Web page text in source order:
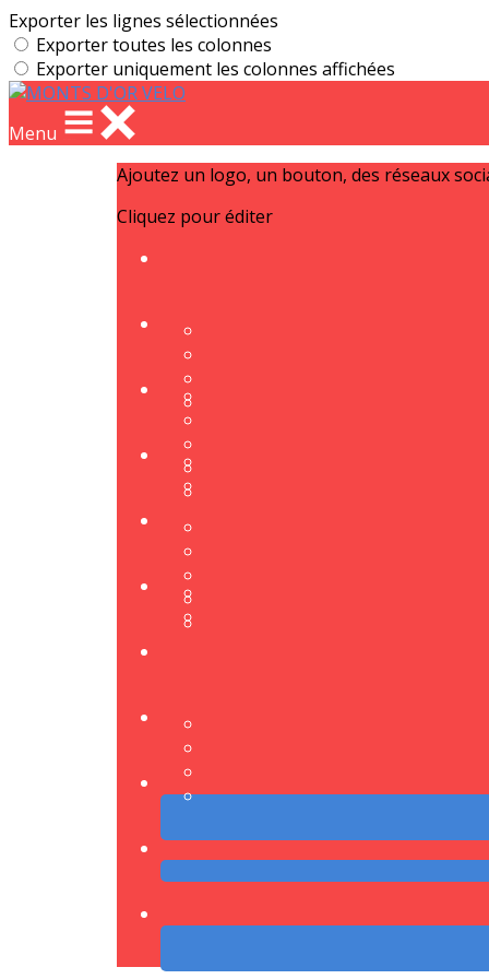
Exporter les lignes sélectionnées
Exporter toutes les colonnes
Exporter uniquement les colonnes affichées
Menu
Ajoutez un logo, un bouton, des réseaux
Cliquez pour éditer